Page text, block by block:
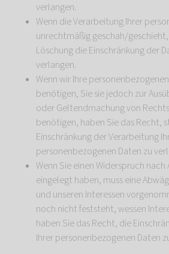
verlangen.
Wenn die Verarbeitung Ihrer
unrechtmäßig geschah/
Löschung die Einschränkung der
verlangen.
Wenn wir Ihre
benötigen, Sie sie jedoch zur
oder Geltendmachung von
benötigen, haben Sie das Recht,
Einschränkung der Verarbeitung
personenbezogenen Daten zu
Wenn Sie einen Widerspruch nach
eingelegt haben, muss eine
und unseren Interessen
noch nicht feststeht, wessen
haben Sie das Recht, die
Ihrer personenbezogenen Daten